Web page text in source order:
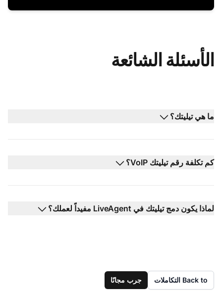
الأسئلة الشائعة
ما هي تيليتك؟
كم تكلفة رقم تيليتك VoIP؟
لماذا يكون دمج تيليتك في LiveAgent مفيداً لعملك؟
Back to التكاملات جرب مجانًا